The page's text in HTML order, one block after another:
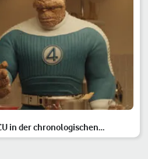
in der chronologischen